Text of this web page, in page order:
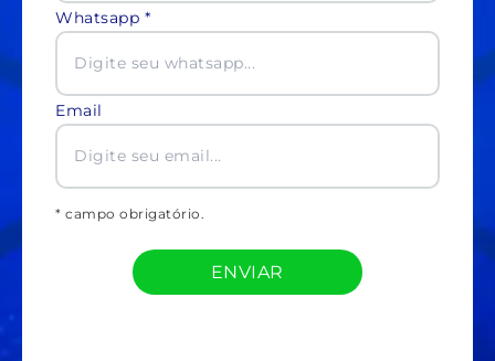
Whatsapp *
Email
* campo obrigatório.